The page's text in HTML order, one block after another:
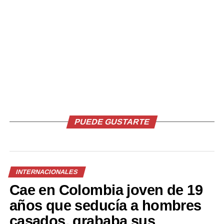
PUEDE GUSTARTE
INTERNACIONALES
Cae en Colombia joven de 19
años que seducía a hombres